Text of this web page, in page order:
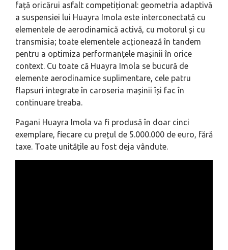
față oricărui asfalt competițional: geometria adaptivă
a suspensiei lui Huayra Imola este interconectată cu
elementele de aerodinamică activă, cu motorul și cu
transmisia; toate elementele acționează în tandem
pentru a optimiza performanțele mașinii în orice
context. Cu toate că Huayra Imola se bucură de
elemente aerodinamice suplimentare, cele patru
flapsuri integrate în caroseria mașinii își fac în
continuare treaba.
Pagani Huayra Imola va fi produsă în doar cinci
exemplare, fiecare cu prețul de 5.000.000 de euro, fără
taxe. Toate unitățile au fost deja vândute.